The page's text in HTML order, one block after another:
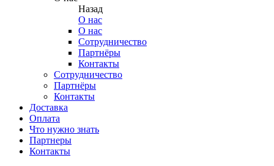
Назад
О нас
О нас
Сотрудничество
Партнёры
Контакты
Сотрудничество
Партнёры
Контакты
Доставка
Оплата
Что нужно знать
Партнеры
Контакты